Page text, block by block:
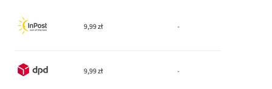
9,99 zł -
9,99 zł -